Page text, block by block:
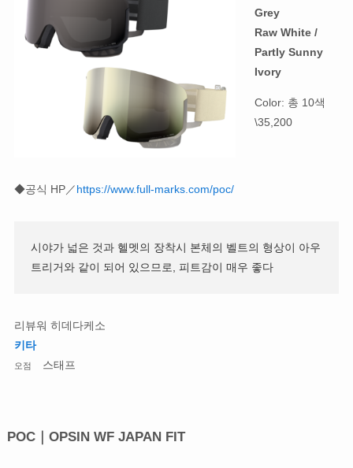
Grey
Raw White /
Partly Sunny
Ivory
Color: 총 10색
\35,200
◆공식 HP／https://www.full-marks.com/poc/
시야가 넓은 것과 헬멧의 장착시 본체의 벨트의 형상이 아우
트리거와 같이 되어 있으므로, 피트감이 매우 좋다
리뷰워 히데다케소
키타
오점 스태프
POC｜OPSIN WF JAPAN FIT